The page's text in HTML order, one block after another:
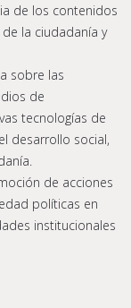
de los contenidos
la ciudadanía y
sobre las
de
tecnologías de
desarrollo social,
de acciones
políticas en
institucionales